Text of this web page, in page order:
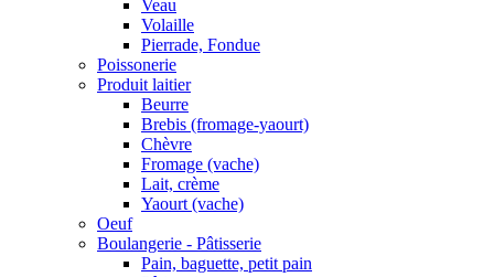
Veau
Volaille
Pierrade, Fondue
Poissonerie
Produit laitier
Beurre
Brebis (fromage-yaourt)
Chèvre
Fromage (vache)
Lait, crème
Yaourt (vache)
Oeuf
Boulangerie - Pâtisserie
Pain, baguette, petit pain